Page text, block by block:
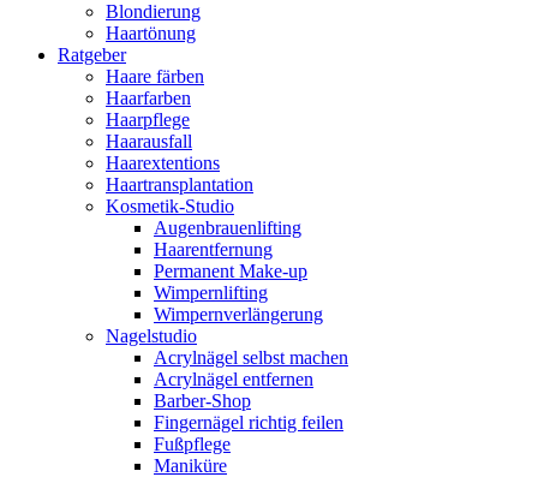
Blondierung
Haartönung
Ratgeber
Haare färben
Haarfarben
Haarpflege
Haarausfall
Haarextentions
Haartransplantation
Kosmetik-Studio
Augenbrauenlifting
Haarentfernung
Permanent Make-up
Wimpernlifting
Wimpernverlängerung
Nagelstudio
Acrylnägel selbst machen
Acrylnägel entfernen
Barber-Shop
Fingernägel richtig feilen
Fußpflege
Maniküre